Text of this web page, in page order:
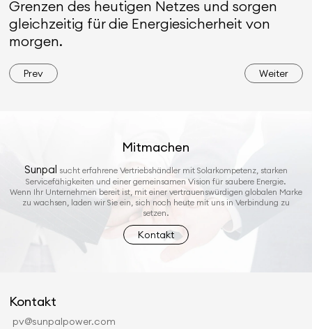
Grenzen des heutigen Netzes und sorgen
gleichzeitig für die Energiesicherheit von
morgen.
Prev Weiter
Mitmachen
Sunpal sucht erfahrene Vertriebshändler mit Solarkompetenz, starken
Servicefähigkeiten und einer gemeinsamen Vision für saubere Energie.
Wenn Ihr Unternehmen bereit ist, mit einer vertrauenswürdigen globalen Marke
zu wachsen, laden wir Sie ein, sich noch heute mit uns in Verbindung zu
setzen.
Kontakt
Kontakt
pv@sunpalpower.com